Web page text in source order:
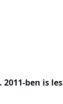
ben is